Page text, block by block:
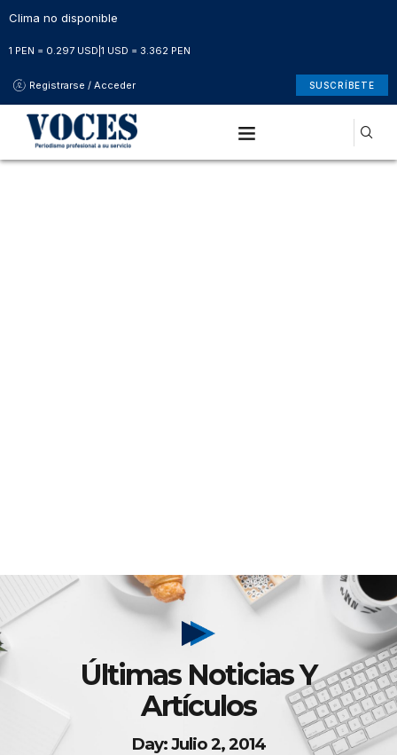
Clima no disponible
1 PEN = 0.297 USD 1 USD = 3.362 PEN
Registrarse / Acceder SUSCRÍBETE
Últimas Noticias Y
Artículos
Day: Julio 2, 2014